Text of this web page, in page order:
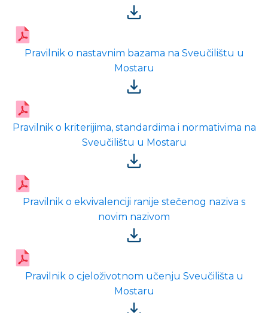
Pravilnik o nastavnim bazama na Sveučilištu u
Mostaru
Pravilnik o kriterijima, standardima i normativima na
Sveučilištu u Mostaru
Pravilnik o ekvivalenciji ranije stečenog naziva s
novim nazivom
Pravilnik o cjeloživotnom učenju Sveučilišta u
Mostaru